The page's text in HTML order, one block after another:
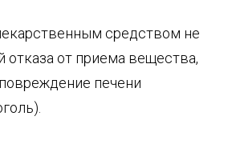
средством не
отказа от приема вещества,
печени